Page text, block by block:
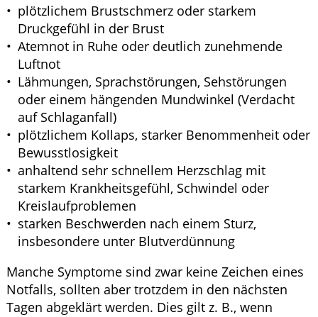
plötzlichem Brustschmerz oder starkem
Druckgefühl in der Brust
Atemnot in Ruhe oder deutlich zunehmende
Luftnot
Lähmungen, Sprachstörungen, Sehstörungen
oder einem hängenden Mundwinkel (Verdacht
auf Schlaganfall)
plötzlichem Kollaps, starker Benommenheit oder
Bewusstlosigkeit
anhaltend sehr schnellem Herzschlag mit
starkem Krankheitsgefühl, Schwindel oder
Kreislaufproblemen
starken Beschwerden nach einem Sturz,
insbesondere unter Blutverdünnung
Manche Symptome sind zwar keine Zeichen eines
Notfalls, sollten aber trotzdem in den nächsten
Tagen abgeklärt werden. Dies gilt z. B., wenn